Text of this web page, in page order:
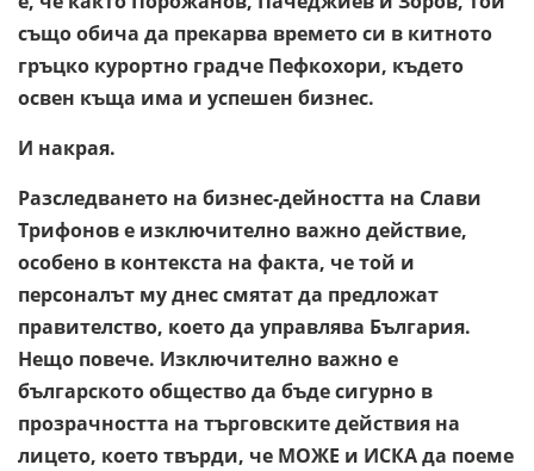
също обича да прекарва времето си в китното
гръцко курортно градче Пефкохори, където
освен къща има и успешен бизнес.
И накрая.
Разследването на бизнес-дейността на Слави
Трифонов е изключително важно действие,
особено в контекста на факта, че той и
персоналът му днес смятат да предложат
правителство, което да управлява България.
Нещо повече. Изключително важно е
българското общество да бъде сигурно в
прозрачността на търговските действия на
лицето, което твърди, че МОЖЕ и ИСКА да поеме